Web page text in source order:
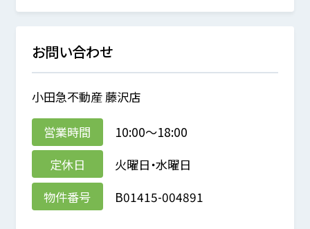
お問い合わせ
小田急不動産 藤沢店
営業時間
10:00～18:00
定休日
火曜日・水曜日
物件番号
B01415-004891